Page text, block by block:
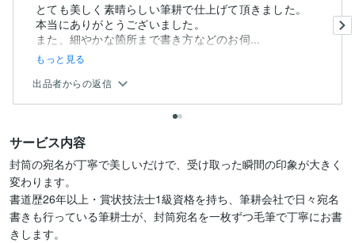
とても美しく素晴らしい筆耕で仕上げて頂きました。
本当にありがとうございました。
また、細やかな箇所まで書き方などのお伺...
もっと見る
出品者からの返信
サービス内容
封筒の宛名が丁寧で美しいだけで、受け取った瞬間の印象が大きく
変わります。
書道歴26年以上・賞状技法士1級資格を持ち、筆耕会社で日々宛名
書きも行っている筆耕士が、封筒宛名を一枚ずつ毛筆で丁寧にお書
きします。